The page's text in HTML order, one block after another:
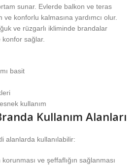
sunar. Evlerde balkon ve teras
ve konforlu kalmasına yardımcı olur.
ve rüzgarlı ikliminde brandalar
sağlar.
basit
kullanım
Kullanım Alanları
alanlarda kullanılabilir:
ve şeffaflığın sağlanması